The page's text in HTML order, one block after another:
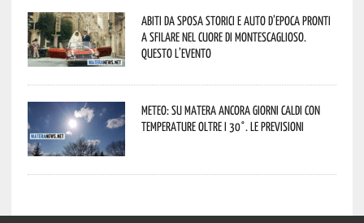
Abiti da sposa storici e auto d’epoca pronti
a sfilare nel cuore di Montescaglioso.
Questo l’evento
Meteo: su Matera ancora giorni caldi con
temperature oltre i 30°. Le previsioni